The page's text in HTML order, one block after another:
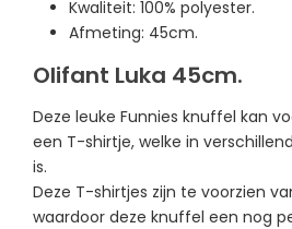
Kwaliteit: 100% polyester.
Afmeting: 45cm.
Olifant Luka 45cm.
Deze leuke Funnies knuffel kan
een T-shirtje, welke in
is.
Deze T-shirtjes zijn te voorzien
waardoor deze knuffel een nog